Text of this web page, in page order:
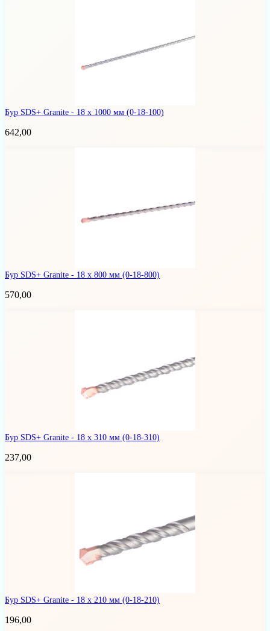
Бур SDS+ Granite - 18 x 1000 мм (0-18-100)
642,00
Бур SDS+ Granite - 18 x 800 мм (0-18-800)
570,00
Бур SDS+ Granite - 18 x 310 мм (0-18-310)
237,00
Бур SDS+ Granite - 18 x 210 мм (0-18-210)
196,00